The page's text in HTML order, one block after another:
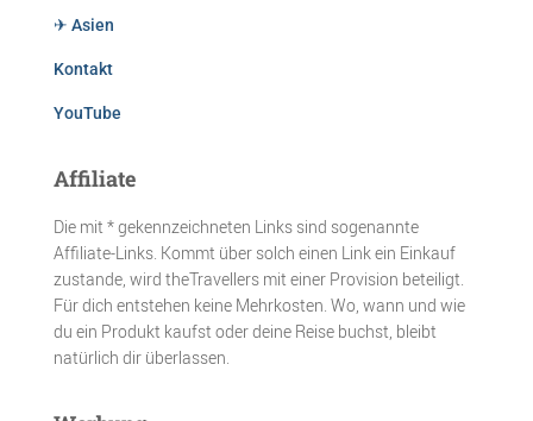
✈ Asien
Kontakt
YouTube
Affiliate
Die mit * gekennzeichneten Links sind sogenannte
Affiliate-Links. Kommt über solch einen Link ein Einkauf
zustande, wird theTravellers mit einer Provision beteiligt.
Für dich entstehen keine Mehrkosten. Wo, wann und wie
du ein Produkt kaufst oder deine Reise buchst, bleibt
natürlich dir überlassen.